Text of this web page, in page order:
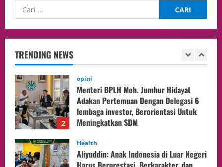
TRENDING NEWS
1
Selesaikan 25 Perkara Isbat Nikah bagi
2
opini
Menteri BPLH Moh. Jumhur Hidayat
Adakan Pertemuan Dengan Delegasi 6
lembaga investor, Berorientasi Untuk
Meningkatkan SDM
Health
Aliyuddin: Anak Indonesia di Luar Negeri